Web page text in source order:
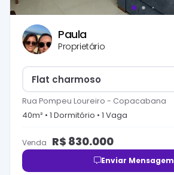
Paula
Proprietário
Flat charmoso
Rua Pompeu Loureiro - Copacabana
40m² • 1 Dormitório • 1 Vaga
Venda R$ 830.000
Enviar Mensagem